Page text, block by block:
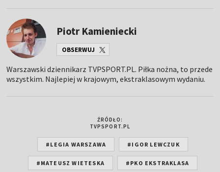
Piotr Kamieniecki
OBSERWUJ
Warszawski dziennikarz TVPSPORT.PL. Piłka nożna, to przede
wszystkim. Najlepiej w krajowym, ekstraklasowym wydaniu.
ŹRÓDŁO:
TVPSPORT.PL
#LEGIA WARSZAWA #IGOR LEWCZUK
#MATEUSZ WIETESKA #PKO EKSTRAKLASA